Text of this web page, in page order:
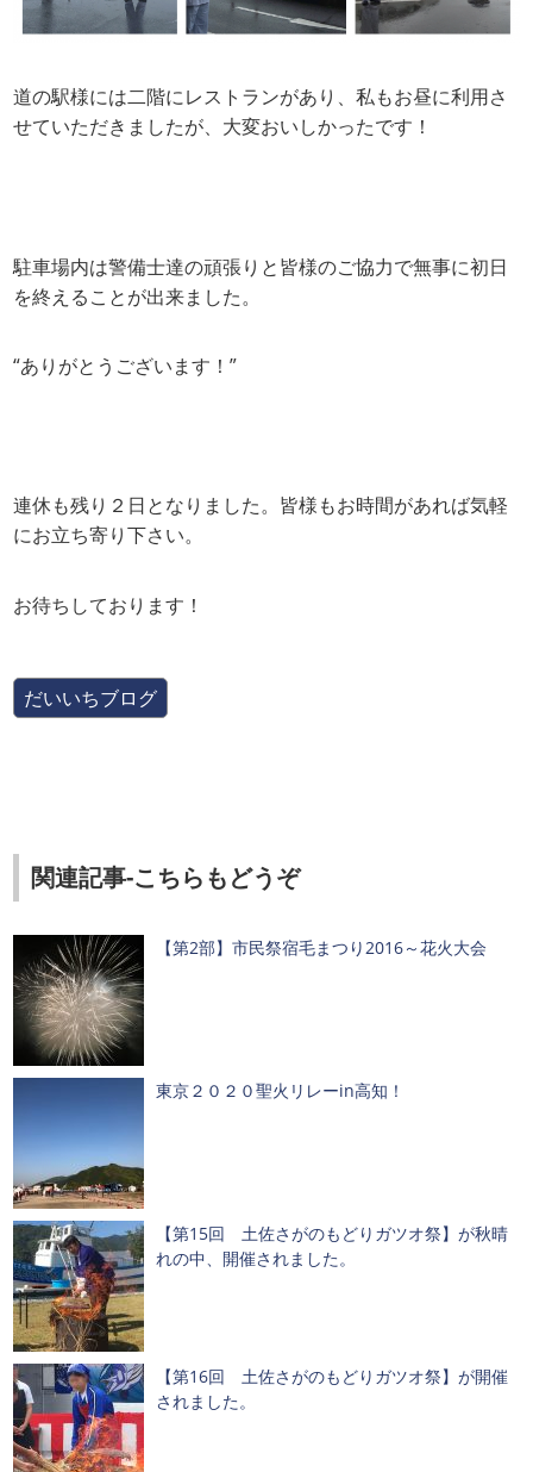
道の駅様には二階にレストランがあり、私もお昼に利用さ
せていただきましたが、大変おいしかったです！
駐車場内は警備士達の頑張りと皆様のご協力で無事に初日
を終えることが出来ました。
“ありがとうございます！”
連休も残り２日となりました。皆様もお時間があれば気軽
にお立ち寄り下さい。
お待ちしております！
だいいちブログ
関連記事-こちらもどうぞ
【第2部】市民祭宿毛まつり2016～花火大会
東京２０２０聖火リレーin高知！
【第15回 土佐さがのもどりガツオ祭】が秋晴
れの中、開催されました。
【第16回 土佐さがのもどりガツオ祭】が開催
されました。